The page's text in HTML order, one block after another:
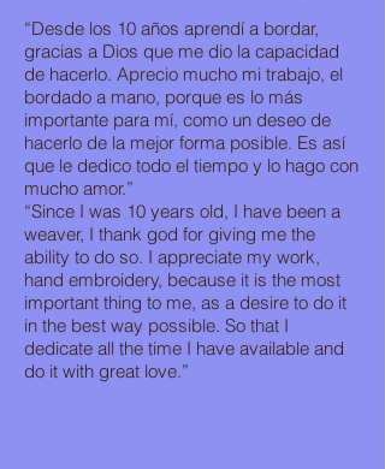
“Desde los 10 años aprendí a bordar,
gracias a Dios que me dio la capacidad
de hacerlo. Aprecio mucho mi trabajo, el
bordado a mano, porque es lo más
importante para mí, como un deseo de
hacerlo de la mejor forma posible. Es así
que le dedico todo el tiempo y lo hago con
mucho amor.”
“Since I was 10 years old, I have been a
weaver, I thank god for giving me the
ability to do so. I appreciate my work,
hand embroidery, because it is the most
important thing to me, as a desire to do it
in the best way possible. So that I
dedicate all the time I have available and
do it with great love.”